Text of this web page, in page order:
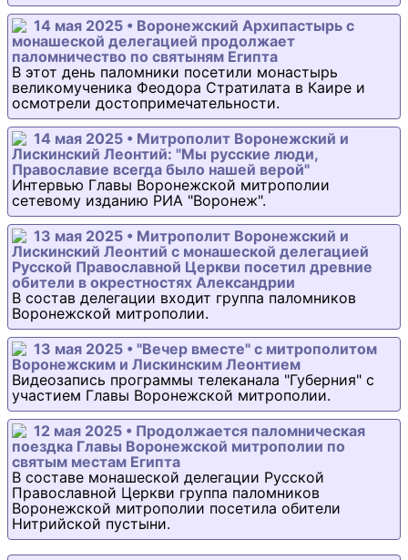
14 мая 2025 • Воронежский Архипастырь с
монашеской делегацией продолжает
паломничество по святыням Египта
В этот день паломники посетили монастырь
великомученика Феодора Стратилата в Каире и
осмотрели достопримечательности.
14 мая 2025 • Митрополит Воронежский и
Лискинский Леонтий: "Мы русские люди,
Православие всегда было нашей верой"
Интервью Главы Воронежской митрополии
сетевому изданию РИА "Воронеж".
13 мая 2025 • Митрополит Воронежский и
Лискинский Леонтий с монашеской делегацией
Русской Православной Церкви посетил древние
обители в окрестностях Александрии
В состав делегации входит группа паломников
Воронежской митрополии.
13 мая 2025 • "Вечер вместе" с митрополитом
Воронежским и Лискинским Леонтием
Видеозапись программы телеканала "Губерния" с
участием Главы Воронежской митрополии.
12 мая 2025 • Продолжается паломническая
поездка Главы Воронежской митрополии по
святым местам Египта
В составе монашеской делегации Русской
Православной Церкви группа паломников
Воронежской митрополии посетила обители
Нитрийской пустыни.